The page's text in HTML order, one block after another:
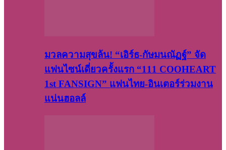
มวลความสุขล้น! “เอิร์ธ-กัษมนณัฏฐ์” จัด
แฟนไซน์เดี่ยวครั้งแรก “111 COOHEART
1st FANSIGN” แฟนไทย-อินเตอร์ร่วมงาน
แน่นฮอลล์